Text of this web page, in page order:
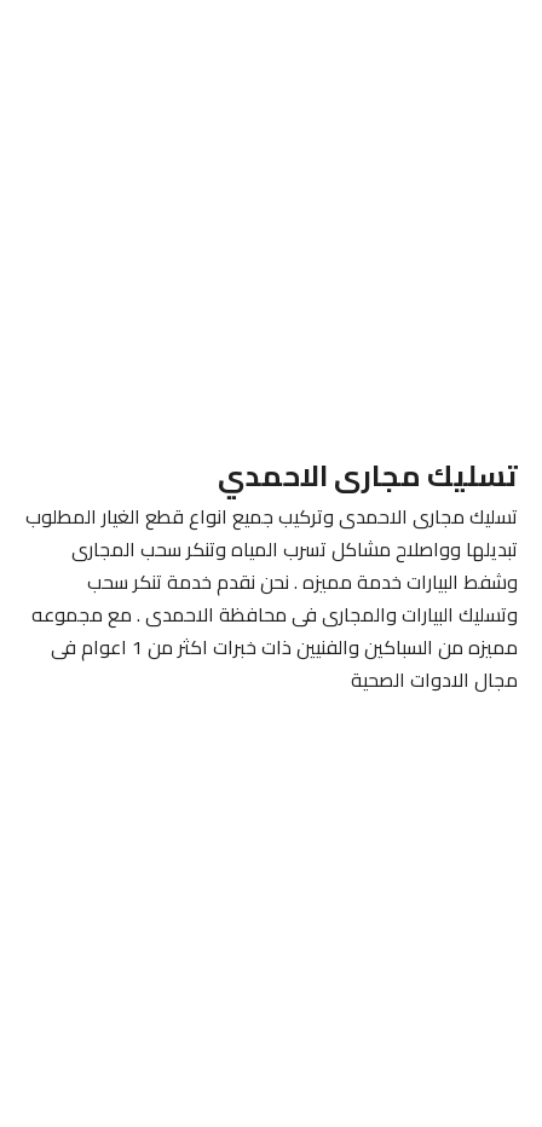
تسليك مجارى الاحمدي
تسليك مجارى الاحمدى وتركيب جميع انواع قطع الغيار المطلوب
تبديلها وواصلاح مشاكل تسرب المياه وتنكر سحب المجارى
وشفط البيارات خدمة مميزه . نحن نقدم خدمة تنكر سحب
وتسليك البيارات والمجارى فى محافظة الاحمدى . مع مجموعه
مميزه من السباكين والفنيين ذات خبرات اكثر من 1 اعوام فى
مجال الادوات الصحية